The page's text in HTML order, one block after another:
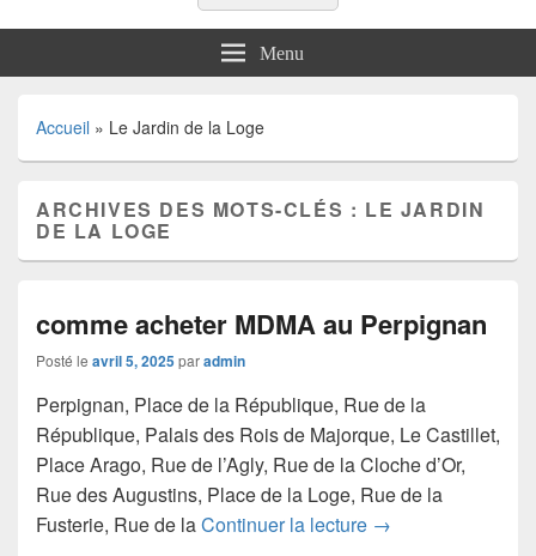
Menu
Accueil » Le Jardin de la Loge
ARCHIVES DES MOTS-CLÉS : LE JARDIN
DE LA LOGE
comme acheter MDMA au Perpignan
Posté le avril 5, 2025paradmin
Perpignan, Place de la République, Rue de la
République, Palais des Rois de Majorque, Le Castillet,
Place Arago, Rue de l’Agly, Rue de la Cloche d’Or,
Rue des Augustins, Place de la Loge, Rue de la
Fusterie, Rue de laContinuer la lecture comme acheter
→